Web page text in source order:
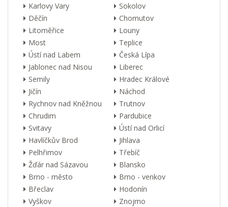
Karlovy Vary
Sokolov
Děčín
Chomutov
Litoměřice
Louny
Most
Teplice
Ústí nad Labem
Česká Lípa
Jablonec nad Nisou
Liberec
Semily
Hradec Králové
Jičín
Náchod
Rychnov nad Kněžnou
Trutnov
Chrudim
Pardubice
Svitavy
Ústí nad Orlicí
Havlíčkův Brod
Jihlava
Pelhřimov
Třebíč
Žďár nad Sázavou
Blansko
Brno - město
Brno - venkov
Břeclav
Hodonín
Vyškov
Znojmo